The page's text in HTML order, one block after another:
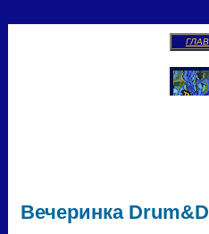
Вечеринка